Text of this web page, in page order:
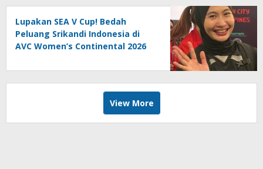
Lupakan SEA V Cup! Bedah
Peluang Srikandi Indonesia di
AVC Women’s Continental 2026
View More